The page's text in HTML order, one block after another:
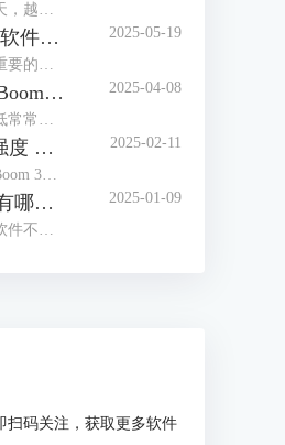
在数字音乐播放日益普及的今天，越来越多人开始追求更加个性化和高质量的听觉体验。随着技术的发展，各种音频处理工具应运而生，其中Boom 3D中的音频均衡器功能因其强大的功能和易用性获得了许多音乐爱好者的青睐。本篇文章就将为大家介绍音频均衡器有什么用以及音频均衡器怎么调节的相关内容。
音效软件有哪些 3D音效软件哪个好
音效软件在耳机和音响中有着重要的作用。音效软件可以改善音频的质量，包括增强低音、中音和高音，调整音量平衡，以获得更好的听觉体验。通过专业的软件工具，根据自己听音的喜好对EQ进行适当调节，从而获得自己最满意的音质效果。其还可以实现声音的3D定制。根据用户的耳廓形状和听力特征，定制专属的音效方案。这有助于创造更逼真的环境音效，例如在游戏中感受到敌人的位置或在影片中营造更真实的氛围。本篇文章将为大家介绍音效软件有哪些以及3D音效软件哪个好。
2025-05-19
音乐声音太小如何提高 Boom 3D如何增强音乐声音强度
在享受音乐的过程中，音量过低常常会影响听觉体验，尤其是在使用耳机或扬声器时。这不仅会影响听觉体验，还可能导致错过音乐中的细节。因此，本篇文章就将为大家介绍音乐声音太小如何提高以及Boom 3D如何增强音乐声音强度的相关内容。
2025-04-08
Boom 3D怎么调节音效强度 Boom 3D能调节音质吗
在追求高品质音质的过程中，Boom 3D凭借其强大的音效调节功能，被众多音乐爱好者和玩家所青睐。调节音效强度是提升听觉体验的关键，Boom 3D能够让我们根据个人喜好，自由地增强或降低音效，让每一首曲子都能展现出自己想要的效果。本篇文章就将为大家介绍Boom 3D怎么调节音效强度以及Boom 3D能调节音质吗的相关内容。
2025-02-11
3D环绕立体声音乐软件有哪些 3D环绕立体音乐制作教程
如今我们身处信息时代，各类软件不断更新迭代，有老版本的优化，也有新兴软件的出现。音频处理软件也层出不穷，通过音频软件的处理可以让我们体验到3D环绕立体音乐。本篇文章就为大家介绍3D环绕立体声音乐软件有哪些以及3D环绕立体音乐制作教程的相关内容。
2025-01-09
扫码关注，获取更多软件